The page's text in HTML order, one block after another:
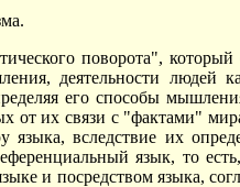
поворота",
деятельности людей
его способы
от их связи с "фактами"
вследствие их
язык, то
и посредством языка,